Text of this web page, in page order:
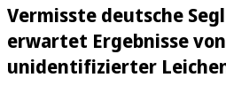
Vermisste deutsche
erwartet Ergebnisse
unidentifizierter